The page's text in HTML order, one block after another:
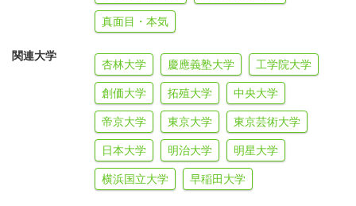
真面目・本気
関連大学
杏林大学 慶應義塾大学 工学院大学
創価大学 拓殖大学 中央大学
帝京大学 東京大学 東京芸術大学
日本大学 明治大学 明星大学
横浜国立大学 早稲田大学